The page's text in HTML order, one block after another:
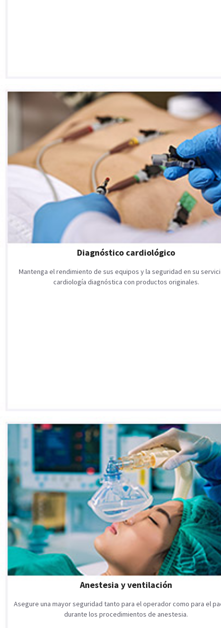
Diagnóstico cardiológico
Mantenga el rendimiento de sus equipos y la seguridad en su
cardiología diagnóstica con productos originales.
Anestesia y ventilación
Asegure una mayor seguridad tanto para el operador como para el
durante los procedimientos de anestesia.